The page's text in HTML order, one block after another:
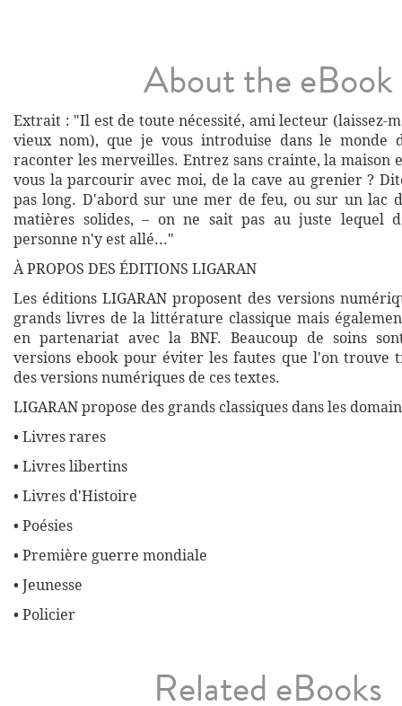
About the eBook
Extrait : "Il est de toute nécessité, ami lecteur (laissez-
vieux nom), que je vous introduise dans le monde
raconter les merveilles. Entrez sans crainte, la maison
vous la parcourir avec moi, de la cave au grenier ?
pas long. D'abord sur une mer de feu, ou sur un lac
matières solides, – on ne sait pas au juste lequel
personne n'y est allé..."
À PROPOS DES ÉDITIONS LIGARAN
Les éditions LIGARAN proposent des versions
grands livres de la littérature classique mais
en partenariat avec la BNF. Beaucoup de soins
versions ebook pour éviter les fautes que l'on trouve
des versions numériques de ces textes.
LIGARAN propose des grands classiques dans les
• Livres rares
• Livres libertins
• Livres d'Histoire
• Poésies
• Première guerre mondiale
• Jeunesse
• Policier
Related eBooks